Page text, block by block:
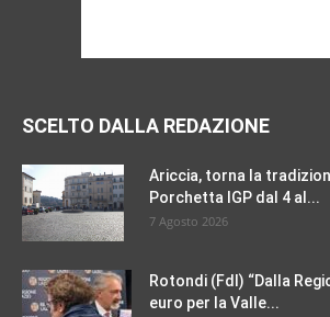
SCELTO DALLA REDAZIONE
Ariccia, torna la
Porchetta IGP dal 4 al...
7 Agosto 2026
Rotondi (FdI) “Dalla
euro per la Valle...